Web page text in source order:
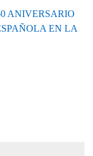
ANIVERSARIO
EN LA